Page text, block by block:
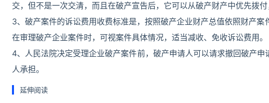
交，但不是一次交清，而且在破产宣告后，它可以从破产财产中优先拨
3、破产案件的诉讼费用收费标准是，按照破产企业财产总值依照财产
在审理破产企业案件时，可视案件具体情况，适当减收、免收诉讼费用。
4、人民法院决定受理企业破产案件前，破产申请人可以请求撤回破产
人承担。
延伸阅读